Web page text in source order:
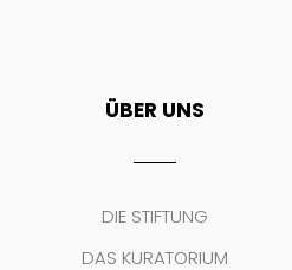
ÜBER UNS
DIE STIFTUNG
DAS KURATORIUM